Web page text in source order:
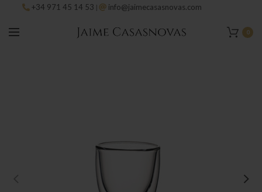
+34 971 45 14 53 | info@jaimecasasnovas.com
0